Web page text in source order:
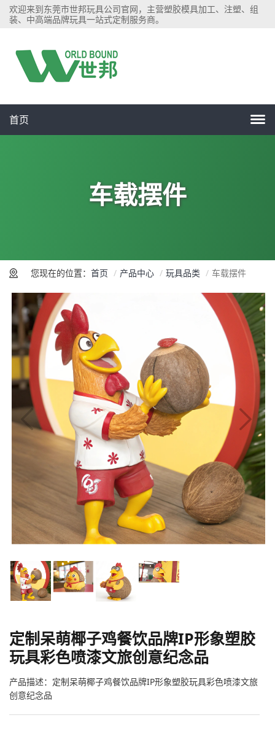
欢迎来到东莞市世邦玩具公司官网，主营塑胶模具加工、注塑、组
装、中高端品牌玩具一站式定制服务商。
首页
车载摆件
您现在的位置： 首页 产品中心 玩具品类 车载摆件
定制呆萌椰子鸡餐饮品牌IP形象塑胶
玩具彩色喷漆文旅创意纪念品
产品描述：定制呆萌椰子鸡餐饮品牌IP形象塑胶玩具彩色喷漆文旅
创意纪念品